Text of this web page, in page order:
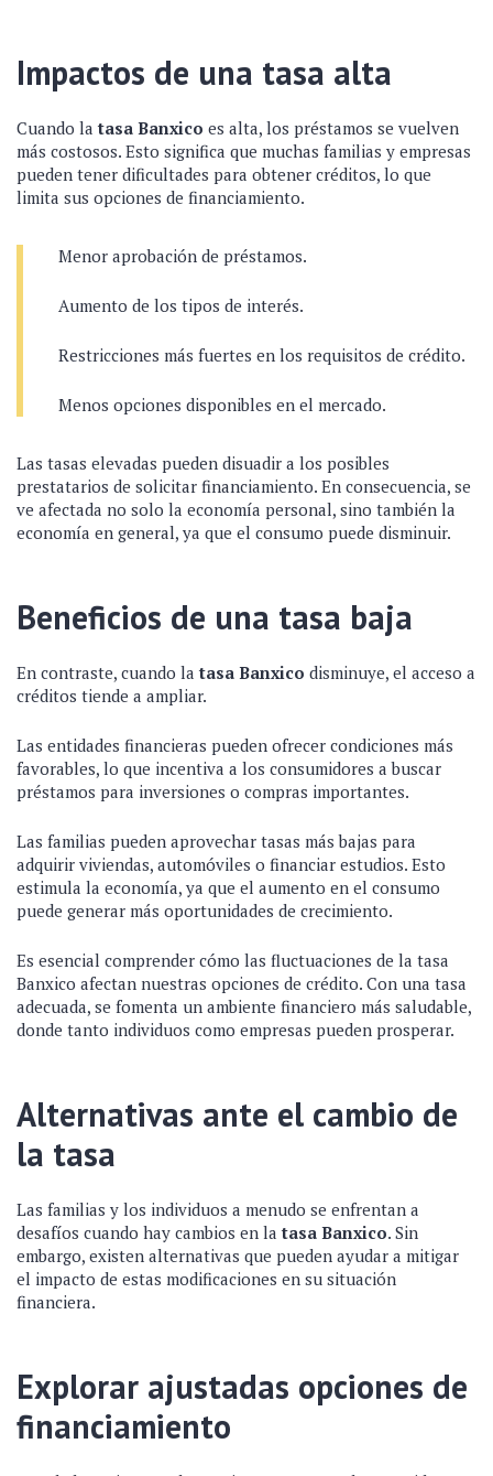
Impactos de una tasa alta
Cuando latasa Banxico es alta, los préstamos se vuelven
más costosos. Esto significa que muchas familias y empresas
pueden tener dificultades para obtener créditos, lo que
limita sus opciones de financiamiento.
Menor aprobación de préstamos.
Aumento de los tipos de interés.
Restricciones más fuertes en los requisitos de crédito.
Menos opciones disponibles en el mercado.
Las tasas elevadas pueden disuadir a los posibles
prestatarios de solicitar financiamiento. En consecuencia, se
ve afectada no solo la economía personal, sino también la
economía en general, ya que el consumo puede disminuir.
Beneficios de una tasa baja
En contraste, cuando latasa Banxico disminuye, el acceso a
créditos tiende a ampliar.
Las entidades financieras pueden ofrecer condiciones más
favorables, lo que incentiva a los consumidores a buscar
préstamos para inversiones o compras importantes.
Las familias pueden aprovechar tasas más bajas para
adquirir viviendas, automóviles o financiar estudios. Esto
estimula la economía, ya que el aumento en el consumo
puede generar más oportunidades de crecimiento.
Es esencial comprender cómo las fluctuaciones de la tasa
Banxico afectan nuestras opciones de crédito. Con una tasa
adecuada, se fomenta un ambiente financiero más saludable,
donde tanto individuos como empresas pueden prosperar.
Alternativas ante el cambio de
la tasa
Las familias y los individuos a menudo se enfrentan a
desafíos cuando hay cambios en latasa Banxico. Sin
embargo, existen alternativas que pueden ayudar a mitigar
el impacto de estas modificaciones en su situación
financiera.
Explorar ajustadas opciones de
financiamiento